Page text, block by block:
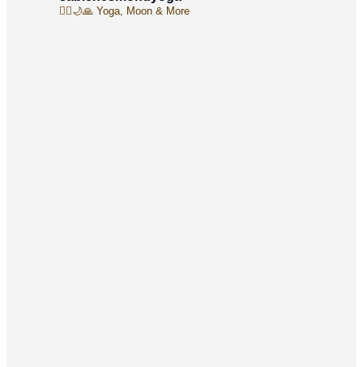
🧘‍♀️🌙🙏 Yoga, Moon & More